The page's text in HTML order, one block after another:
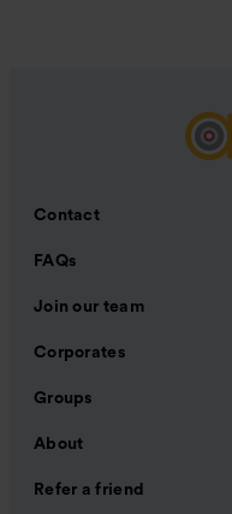
Contact
FAQs
Join our team
Corporates
Groups
About
Refer a friend